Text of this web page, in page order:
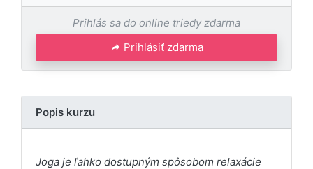
Prihlás sa do online triedy zdarma
Prihlásiť zdarma
Popis kurzu
Joga je ľahko dostupným spôsobom relaxácie